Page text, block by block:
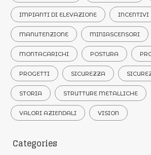
IMPIANTI DI ELEVAZIONE INCENTIVI
MANUTENZIONE MINIASCENSORI
MONTACARICHI POSTURA
PROGETTI SICUREZZA
STORIA STRUTTURE METALLICHE
VALORI AZIENDALI VISION
Categories